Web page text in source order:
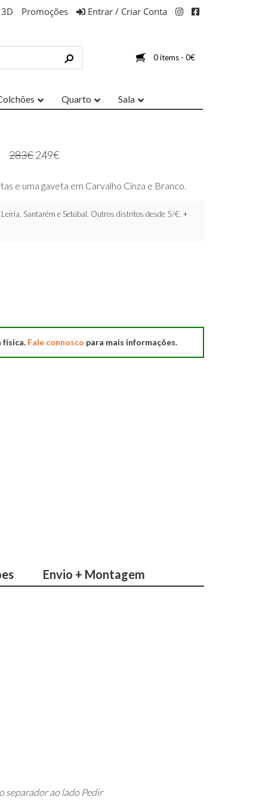
Promoções Entrar / Criar Conta
0 items - 0€
Quarto Sala
283€249€
e uma gaveta em Carvalho Cinza e Branco.
Leiria, Santarém e Setúbal. Outros distritos desde 5/€.+
física. Fale connosco para mais informações.
Envio + Montagem
separador ao lado Pedir